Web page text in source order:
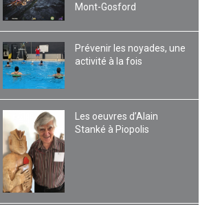
Mont-Gosford
Prévenir les noyades, une
activité à la fois
Les oeuvres d’Alain
Stanké à Piopolis